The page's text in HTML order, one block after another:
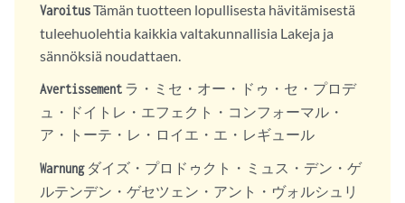
VaroitusTämän tuotteen lopullisesta hävitämisestä
tuleehuolehtia kaikkia valtakunnallisia Lakeja ja
sännöksiä noudattaen.
Avertissement ラ・ミセ・オー・ドゥ・セ・プロデ
ュ・ドイトレ・エフェクト・コンフォーマル・
ア・トーテ・レ・ロイエ・エ・レギュール
Warnungダイズ・プロドゥクト・ミュス・デン・ゲ
ルテンデン・ゲセツェン・アント・ヴォルシュリ